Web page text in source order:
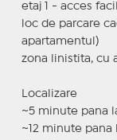
etaj 1 - acces facil
loc de parcare
apartamentul)
zona linistita, cu
Localizare
~5 minute pana
~12 minute pana